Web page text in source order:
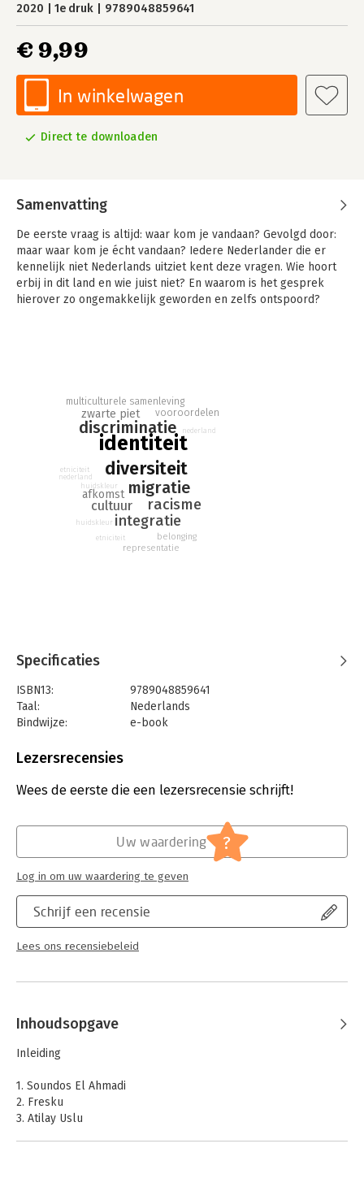
2020
1e druk 9789048859641
€ 9,99
In winkelwagen
Direct te downloaden
Samenvatting
De eerste vraag is altijd: waar kom je vandaan? Gevolgd door:
maar waar kom je écht vandaan? Iedere Nederlander die er
kennelijk niet Nederlands uitziet kent deze vragen. Wie hoort
erbij in dit land en wie juist niet? En waarom is het gesprek
hierover zo ongemakkelijk geworden en zelfs ontspoord?
identiteit
diversiteit
migratie
discriminatie
racisme
integratie
cultuur
zwarte piet
afkomst
multiculturele samenleving
vooroordelen
belonging
representatie
huidskleur
nederland
etniciteit
huidskleur
nederland
etniciteit
Specificaties
ISBN13:
9789048859641
Taal:
Nederlands
Bindwijze:
e-book
Bestandsformaat:
Uitgever:
Uitgeverij Lebowski
Hoofdrubriek: Mens en maatschappij
Lezersrecensies
Wees de eerste die een lezersrecensie schrijft!
Schrijf een recensie
Lees ons recensiebeleid
Uw waardering ?
Log in om uw waardering te geven
Inhoudsopgave
Inleiding
1. Soundos El Ahmadi
2. Fresku
3. Atilay Uslu